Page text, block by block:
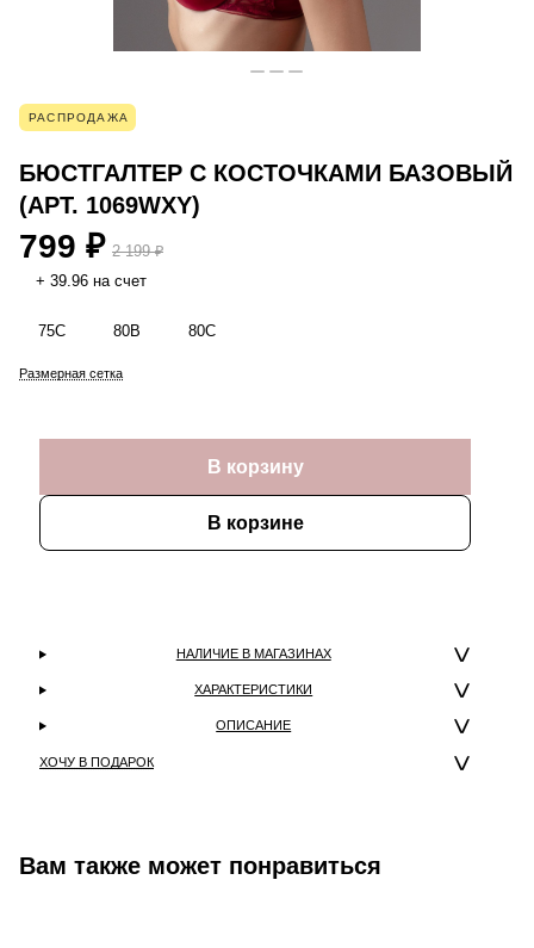
РАСПРОДАЖА
БЮСТГАЛТЕР С КОСТОЧКАМИ БАЗОВЫЙ
(АРТ. 1069WXY)
799 ₽ 2 199 ₽
+ 39.96 на счет
75C 80B 80C
Размерная сетка
В корзину
В корзине
НАЛИЧИЕ В МАГАЗИНАХ
ХАРАКТЕРИСТИКИ
ОПИСАНИЕ
ХОЧУ В ПОДАРОК
Вам также может понравиться